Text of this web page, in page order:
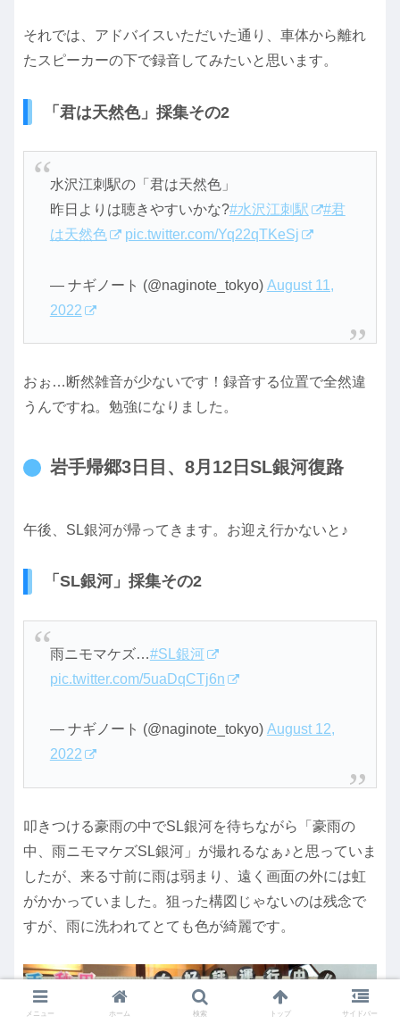
それでは、アドバイスいただいた通り、車体から離れ
たスピーカーの下で録音してみたいと思います。
「君は天然色」採集その2
水沢江刺駅の「君は天然色」
昨日よりは聴きやすいかな?#水沢江刺駅
#君
は天然色
pic.twitter.com/Yq22qTKeSj
— ナギノート (@naginote_tokyo) August 11,
2022
おぉ…断然雑音が少ないです！録音する位置で全然違
うんですね。勉強になりました。
岩手帰郷3日目、8月12日SL銀河復路
午後、SL銀河が帰ってきます。お迎え行かないと♪
「SL銀河」採集その2
雨ニモマケズ…#SL銀河
pic.twitter.com/5uaDqCTj6n
— ナギノート (@naginote_tokyo) August 12,
2022
叩きつける豪雨の中でSL銀河を待ちながら「豪雨の
中、雨ニモマケズSL銀河」が撮れるなぁ♪と思っていま
したが、来る寸前に雨は弱まり、遠く画面の外には虹
がかかっていました。狙った構図じゃないのは残念で
すが、雨に洗われてとても色が綺麗です。
メニュー ホーム 検索 トップ サイドバー